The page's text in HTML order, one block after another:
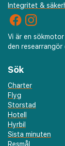
Integritet &
Vi är en
den researrangör
Sök
Charter
Flyg
Storstad
Hotell
Hyrbil
Sista minuten
Resmål